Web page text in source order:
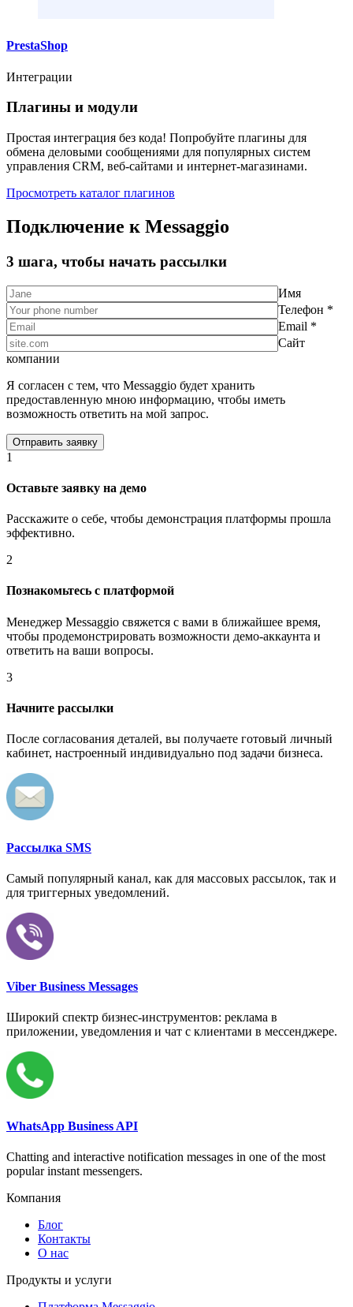
PrestaShop
Интеграции
Плагины и модули
Простая интеграция без кода! Попробуйте плагины для
обмена деловыми сообщениями для популярных систем
управления CRM, веб-сайтами и интернет-магазинами.
Просмотреть каталог плагинов
Подключение к Messaggio
3 шага, чтобы начать рассылки
Имя
Телефон *
Email *
Сайт
компании
Я согласен с тем, что Messaggio будет хранить
предоставленную мною информацию, чтобы иметь
возможность ответить на мой запрос.
1
Оставьте заявку на демо
Расскажите о себе, чтобы демонстрация платформы прошла
эффективно.
2
Познакомьтесь с платформой
Менеджер Messaggio свяжется с вами в ближайшее время,
чтобы продемонстрировать возможности демо-аккаунта и
ответить на ваши вопросы.
3
Начните рассылки
После согласования деталей, вы получаете готовый личный
кабинет, настроенный индивидуально под задачи бизнеса.
Рассылка SMS
Самый популярный канал, как для массовых рассылок, так и
для триггерных уведомлений.
Viber Business Messages
Широкий спектр бизнес-инструментов: реклама в
приложении, уведомления и чат с клиентами в мессенджере.
WhatsApp Business API
Chatting and interactive notification messages in one of the most
popular instant messengers.
Компания
Блог
Контакты
О нас
Продукты и услуги